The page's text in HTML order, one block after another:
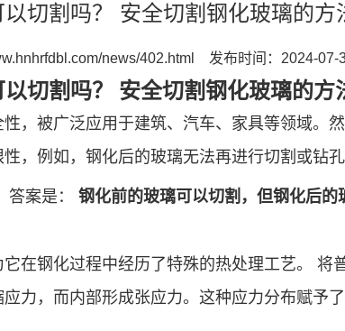
切割吗？ 安全切割钢化玻璃的方
news/402.html 发布时间：2024-07-
切割吗？ 安全切割钢化玻璃的方
，被广泛应用于建筑、汽车、家具等领域。
，例如，钢化后的玻璃无法再进行切割或钻孔
答案是： 钢化前的玻璃可以切割，但钢化后的
在钢化过程中经历了特殊的热处理工艺。
将
力，而内部形成张应力。这种应力分布赋予